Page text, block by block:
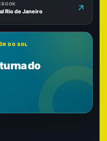
Rio de Janeiro
DO SOL
do